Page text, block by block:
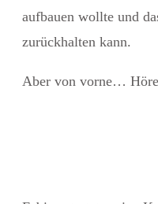
aufbauen wollte und
zurückhalten kann.
Aber von vorne…